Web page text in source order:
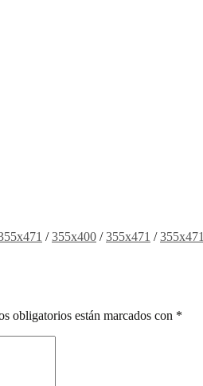
/355x400 /355x471 /355x471
obligatorios están marcados con *